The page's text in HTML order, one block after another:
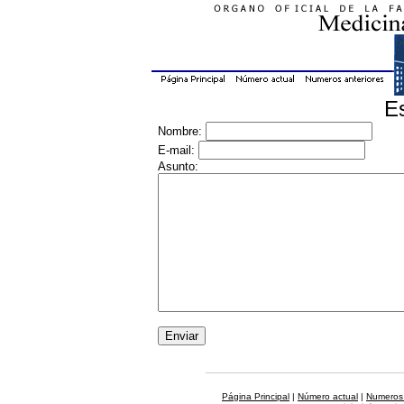
Nombre:
E-mail:
Asunto:
Página Principal | Número actual |